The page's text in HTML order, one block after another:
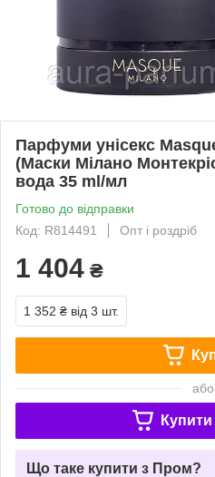
Парфуми унісекс
(Маски Мілано
вода 35 ml/мл
Готово до відправки
Код: R814491
Опт і роздріб
1 404 ₴
1 352 ₴ від 3 шт.
або
Купити
Що таке купити з Пром?